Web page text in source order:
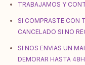
TRABAJAMOS Y
SI COMPRASTE CON
CANCELADO SI NO
SI NOS ENVIAS UN
DEMORAR HASTA